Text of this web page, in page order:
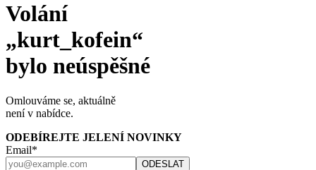
Volání
„kurt_kofein“
bylo neúspěšné
Omlouváme se, aktuálně
není v nabídce.
ODEBÍREJTE JELENÍ NOVINKY
Email*